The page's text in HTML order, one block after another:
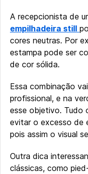
A recepcionista de
empilhadeira still
cores neutras. Por
estampa pode ser
de cor sólida.
Essa combinação
profissional, e na
esse objetivo. Tudo
evitar o excesso de
pois assim o visual
Outra dica
clássicas, como